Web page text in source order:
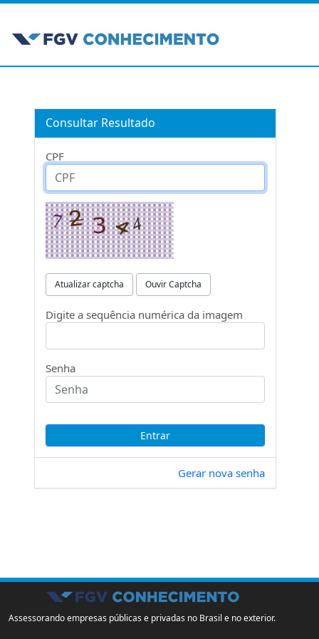
Consultar Resultado
CPF
Atualizar captcha Ouvir Captcha
Digite a sequência numérica da imagem
Senha
Gerar nova senha
Assessorando empresas públicas e privadas no Brasil e no exterior.